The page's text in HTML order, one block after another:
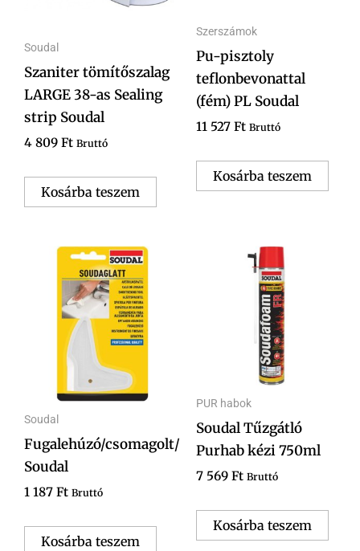
Soudal
Szaniter tömítőszalag
LARGE 38-as Sealing
strip Soudal
4 809 Ft Bruttó
Kosárba teszem
Szerszámok
Pu-pisztoly
teflonbevonattal
(fém) PL Soudal
11 527 Ft Bruttó
Kosárba teszem
Soudal
Fugalehúzó/csomagolt/
Soudal
1 187 Ft Bruttó
Kosárba teszem
PUR habok
Soudal Tűzgátló
Purhab kézi 750ml
7 569 Ft Bruttó
Kosárba teszem